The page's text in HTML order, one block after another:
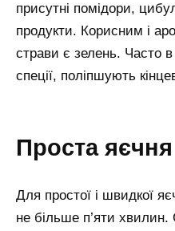
присутні помідори,
продукти. Корисним і
страви є зелень. Часто в
спеції, поліпшують
Проста
Для простої і швидкої
не більше п’яти